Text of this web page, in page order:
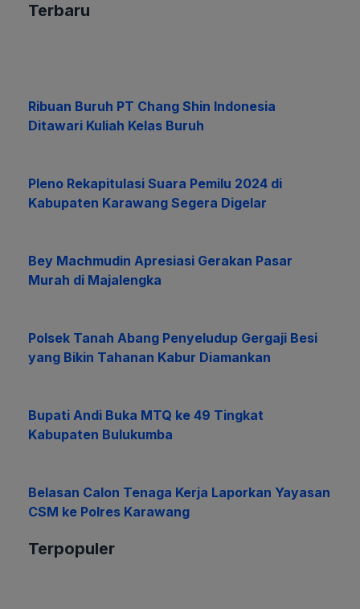
Terbaru
Ribuan Buruh PT Chang Shin Indonesia
Ditawari Kuliah Kelas Buruh
Pleno Rekapitulasi Suara Pemilu 2024 di
Kabupaten Karawang Segera Digelar
Bey Machmudin Apresiasi Gerakan Pasar
Murah di Majalengka
Polsek Tanah Abang Penyeludup Gergaji Besi
yang Bikin Tahanan Kabur Diamankan
Bupati Andi Buka MTQ ke 49 Tingkat
Kabupaten Bulukumba
Belasan Calon Tenaga Kerja Laporkan Yayasan
CSM ke Polres Karawang
Terpopuler